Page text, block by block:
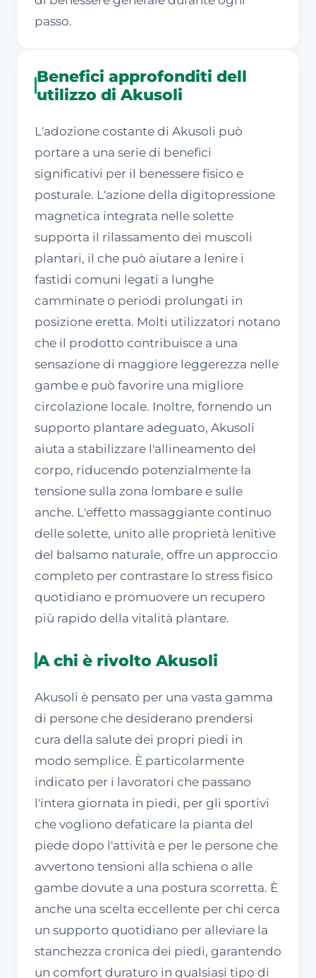
passo.
Benefici approfonditi dell
utilizzo di Akusoli
L'adozione costante di Akusoli può
portare a una serie di benefici
significativi per il benessere fisico e
posturale. L'azione della digitopressione
magnetica integrata nelle solette
supporta il rilassamento dei muscoli
plantari, il che può aiutare a lenire i
fastidi comuni legati a lunghe
camminate o periodi prolungati in
posizione eretta. Molti utilizzatori notano
che il prodotto contribuisce a una
sensazione di maggiore leggerezza nelle
gambe e può favorire una migliore
circolazione locale. Inoltre, fornendo un
supporto plantare adeguato, Akusoli
aiuta a stabilizzare l'allineamento del
corpo, riducendo potenzialmente la
tensione sulla zona lombare e sulle
anche. L'effetto massaggiante continuo
delle solette, unito alle proprietà lenitive
del balsamo naturale, offre un approccio
completo per contrastare lo stress fisico
quotidiano e promuovere un recupero
più rapido della vitalità plantare.
A chi è rivolto Akusoli
Akusoli è pensato per una vasta gamma
di persone che desiderano prendersi
cura della salute dei propri piedi in
modo semplice. È particolarmente
indicato per i lavoratori che passano
l'intera giornata in piedi, per gli sportivi
che vogliono defaticare la pianta del
piede dopo l'attività e per le persone che
avvertono tensioni alla schiena o alle
gambe dovute a una postura scorretta. È
anche una scelta eccellente per chi cerca
un supporto quotidiano per alleviare la
stanchezza cronica dei piedi, garantendo
un comfort duraturo in qualsiasi tipo di